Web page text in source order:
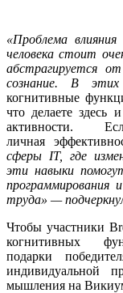
«Проблема
человека стоит
абстрагируется
сознание. В
когнитивные
что делаете здесь
активности.
личная
сферы IT, где
эти навыки
программирования
труда» —
Чтобы участники
когнитивных
подарки
индивидуальной
мышления на